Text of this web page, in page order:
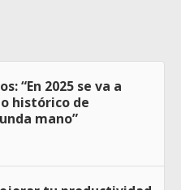
“En 2025 se va a
histórico de
mano”